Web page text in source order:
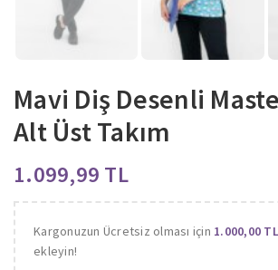
Mavi Diş Desenli
Alt Üst Takım
TL
Kargonuzun Ücretsiz olması için 1.000,00 TL
ekleyin!